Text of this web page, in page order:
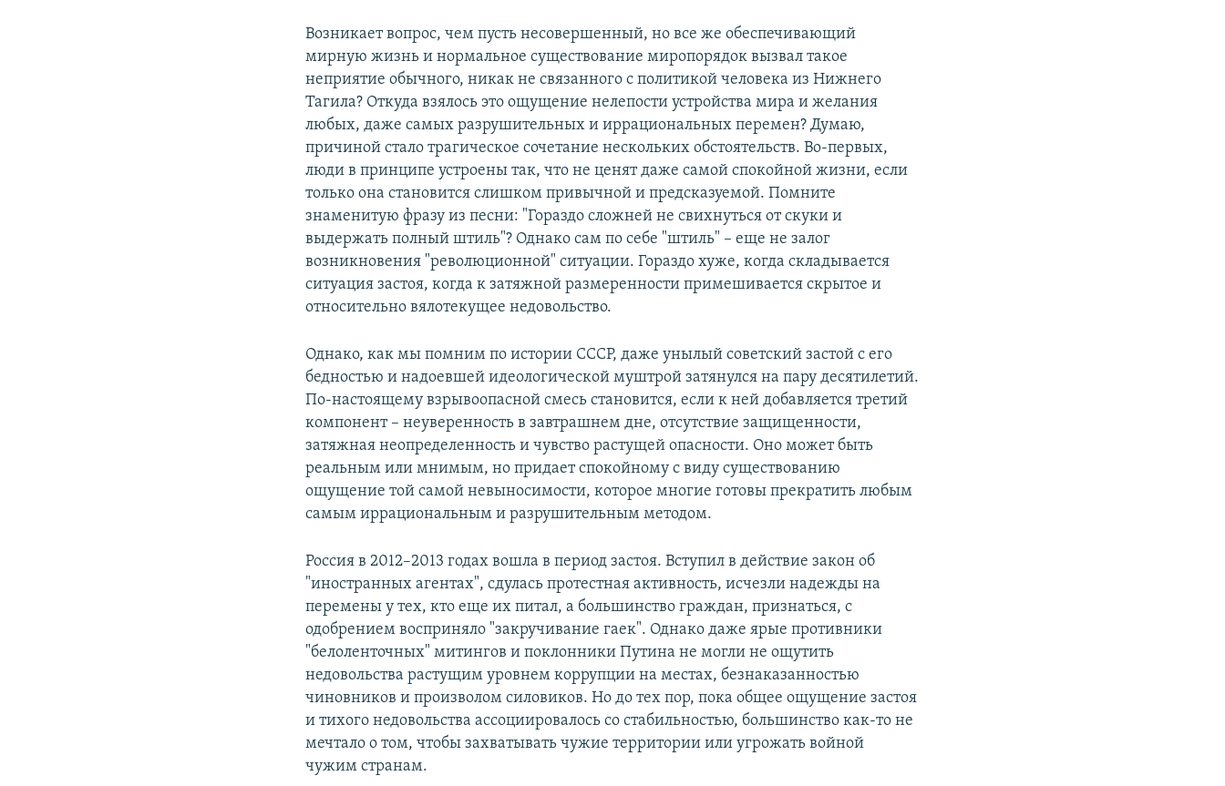
Возникает вопрос, чем пусть несовершенный, но все же обеспечивающий
мирную жизнь и нормальное существование миропорядок вызвал такое
неприятие обычного, никак не связанного с политикой человека из Нижнего
Тагила? Откуда взялось это ощущение нелепости устройства мира и желания
любых, даже самых разрушительных и иррациональных перемен? Думаю,
причиной стало трагическое сочетание нескольких обстоятельств. Во-первых,
люди в принципе устроены так, что не ценят даже самой спокойной жизни, если
только она становится слишком привычной и предсказуемой. Помните
знаменитую фразу из песни: "Гораздо сложней не свихнуться от скуки и
выдержать полный штиль"? Однако сам по себе "штиль" – еще не залог
возникновения "революционной" ситуации. Гораздо хуже, когда складывается
ситуация застоя, когда к затяжной размеренности примешивается скрытое и
относительно вялотекущее недовольство.
Однако, как мы помним по истории СССР, даже унылый советский застой с его
бедностью и надоевшей идеологической муштрой затянулся на пару десятилетий.
По-настоящему взрывоопасной смесь становится, если к ней добавляется третий
компонент – неуверенность в завтрашнем дне, отсутствие защищенности,
затяжная неопределенность и чувство растущей опасности. Оно может быть
реальным или мнимым, но придает спокойному с виду существованию
ощущение той самой невыносимости, которое многие готовы прекратить любым
самым иррациональным и разрушительным методом.
Россия в 2012–2013 годах вошла в период застоя. Вступил в действие закон об
"иностранных агентах", сдулась протестная активность, исчезли надежды на
перемены у тех, кто еще их питал, а большинство граждан, признаться, с
одобрением восприняло "закручивание гаек". Однако даже ярые противники
"белоленточных" митингов и поклонники Путина не могли не ощутить
недовольства растущим уровнем коррупции на местах, безнаказанностью
чиновников и произволом силовиков. Но до тех пор, пока общее ощущение застоя
и тихого недовольства ассоциировалось со стабильностью, большинство как-то не
мечтало о том, чтобы захватывать чужие территории или угрожать войной
чужим странам.